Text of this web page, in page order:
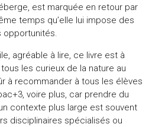
est marquée en retour par
temps qu’elle lui impose des
agréable à lire, ce livre est à
les curieux de la nature au
à recommander à tous les élèves
voire plus, car prendre du
contexte plus large est souvent
disciplinaires spécialisés ou